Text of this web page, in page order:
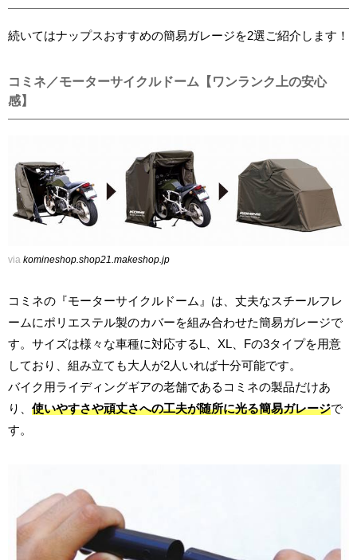
続いてはナップスおすすめの簡易ガレージを2選ご紹介します！
コミネ／モーターサイクルドーム【ワンランク上の安心
感】
via komineshop.shop21.makeshop.jp
コミネの『モーターサイクルドーム』は、丈夫なスチールフレ
ームにポリエステル製のカバーを組み合わせた簡易ガレージで
す。サイズは様々な車種に対応するL、XL、Fの3タイプを用意
しており、組み立ても大人が2人いれば十分可能です。
バイク用ライディングギアの老舗であるコミネの製品だけあ
り、 使いやすさや頑丈さへの工夫が随所に光る簡易ガレージで
す。